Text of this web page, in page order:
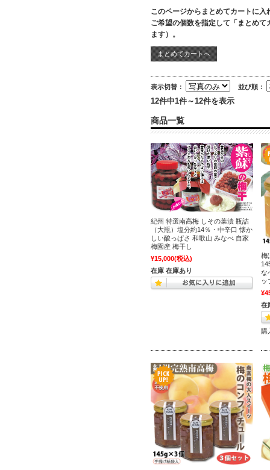
このページからまとめてカートに入
ご希望の個数を指定して「まとめ
ます）。
表示切替： 並び順：
12件中1件～12件を表示
商品一覧
紀州 特選南高梅 しその葉漬 瓶詰
（大瓶）塩分約14％・中辛口 懐か
しい酸っぱさ 和歌山 みなべ 自家
梅園産 梅干し
¥15,000(税込)
在庫 在庫あり
梅
な
ッ
在
購